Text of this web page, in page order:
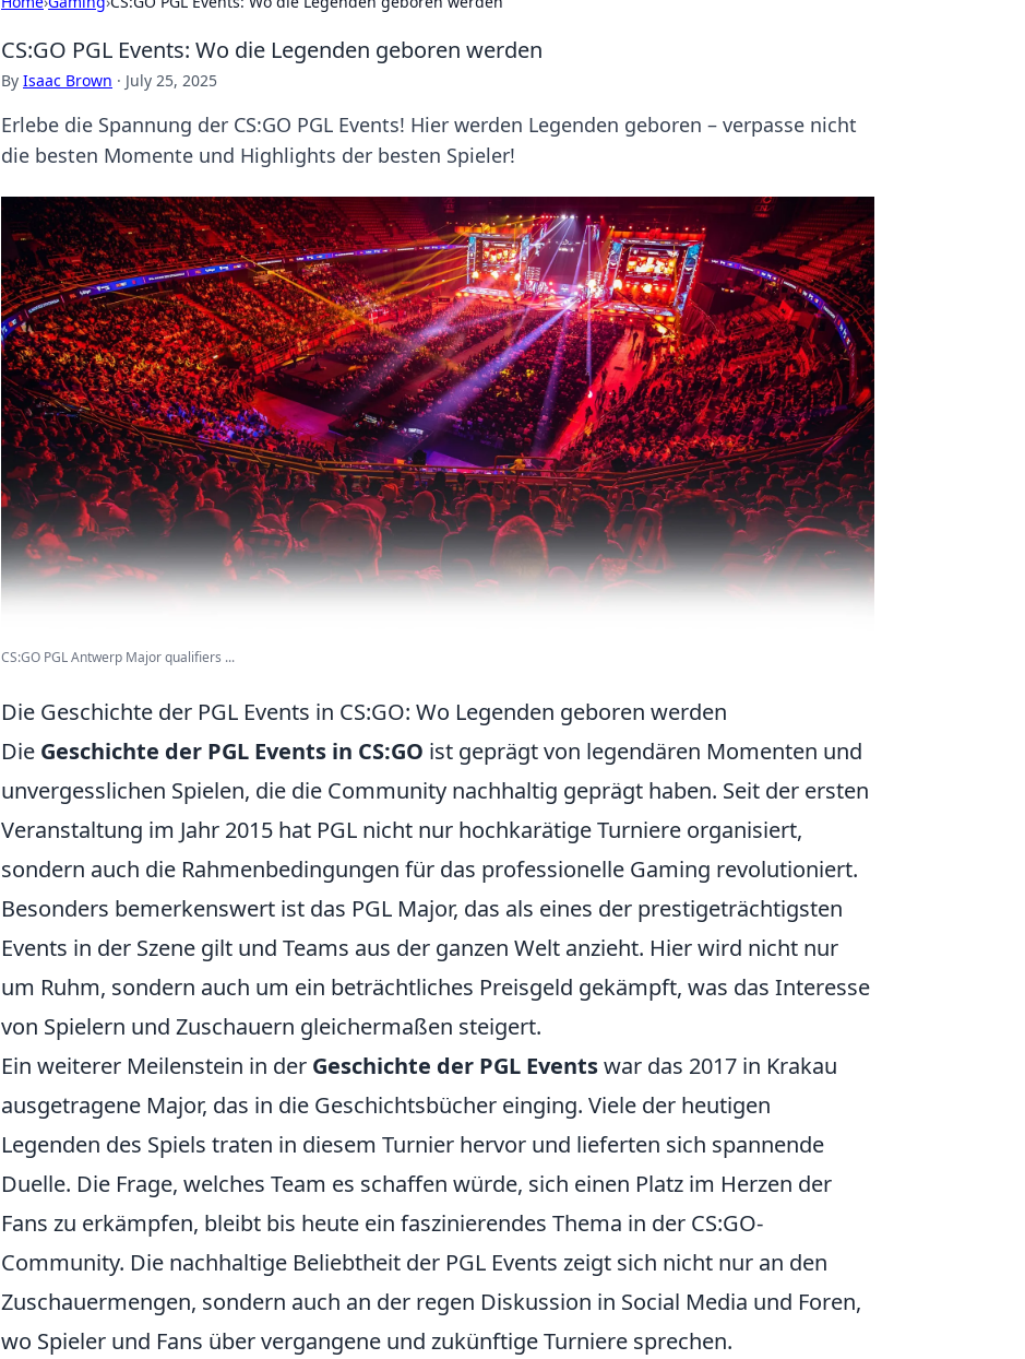
CS:GO PGL Events: Wo die Legenden geboren werden
By Isaac Brown · July 25, 2025
Erlebe die Spannung der CS:GO PGL Events! Hier werden Legenden geboren – verpasse nicht
die besten Momente und Highlights der besten Spieler!
CS:GO PGL Antwerp Major qualifiers ...
Die Geschichte der PGL Events in CS:GO: Wo Legenden geboren werden
Die Geschichte der PGL Events in CS:GO ist geprägt von legendären Momenten und
unvergesslichen Spielen, die die Community nachhaltig geprägt haben. Seit der ersten
Veranstaltung im Jahr 2015 hat PGL nicht nur hochkarätige Turniere organisiert,
sondern auch die Rahmenbedingungen für das professionelle Gaming revolutioniert.
Besonders bemerkenswert ist das PGL Major, das als eines der prestigeträchtigsten
Events in der Szene gilt und Teams aus der ganzen Welt anzieht. Hier wird nicht nur
um Ruhm, sondern auch um ein beträchtliches Preisgeld gekämpft, was das Interesse
von Spielern und Zuschauern gleichermaßen steigert.
Ein weiterer Meilenstein in der Geschichte der PGL Eventswar das 2017 in Krakau
ausgetragene Major, das in die Geschichtsbücher einging. Viele der heutigen
Legenden des Spiels traten in diesem Turnier hervor und lieferten sich spannende
Duelle. Die Frage, welches Team es schaffen würde, sich einen Platz im Herzen der
Fans zu erkämpfen, bleibt bis heute ein faszinierendes Thema in der CS:GO-
Community. Die nachhaltige Beliebtheit der PGL Events zeigt sich nicht nur an den
Zuschauermengen, sondern auch an der regen Diskussion in Social Media und Foren,
wo Spieler und Fans über vergangene und zukünftige Turniere sprechen.